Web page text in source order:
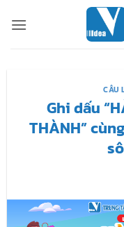
qua
CÂU
Ghi dấu
THÀNH”